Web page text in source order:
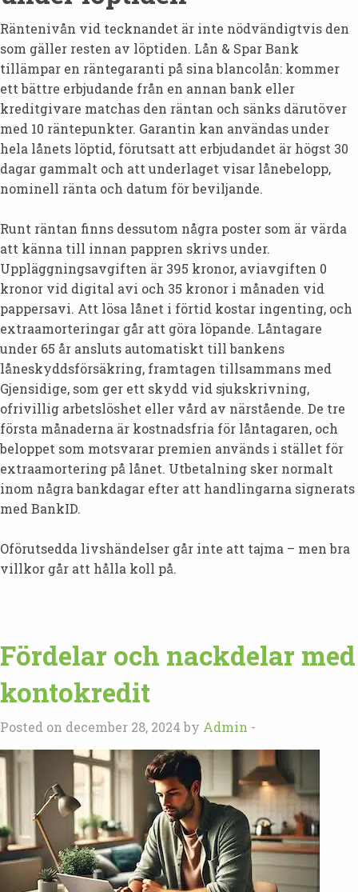
Räntenivån vid tecknandet är inte nödvändigtvis den
som gäller resten av löptiden. Lån & Spar Bank
tillämpar en räntegaranti på sina blancolån: kommer
ett bättre erbjudande från en annan bank eller
kreditgivare matchas den räntan och sänks därutöver
med 10 räntepunkter. Garantin kan användas under
hela lånets löptid, förutsatt att erbjudandet är högst 30
dagar gammalt och att underlaget visar lånebelopp,
nominell ränta och datum för beviljande.
Runt räntan finns dessutom några poster som är värda
att känna till innan pappren skrivs under.
Uppläggningsavgiften är 395 kronor, aviavgiften 0
kronor vid digital avi och 35 kronor i månaden vid
pappersavi. Att lösa lånet i förtid kostar ingenting, och
extraamorteringar går att göra löpande. Låntagare
under 65 år ansluts automatiskt till bankens
låneskyddsförsäkring, framtagen tillsammans med
Gjensidige, som ger ett skydd vid sjukskrivning,
ofrivillig arbetslöshet eller vård av närstående. De tre
första månaderna är kostnadsfria för låntagaren, och
beloppet som motsvarar premien används i stället för
extraamortering på lånet. Utbetalning sker normalt
inom några bankdagar efter att handlingarna signerats
med BankID.
Oförutsedda livshändelser går inte att tajma – men bra
villkor går att hålla koll på.
Fördelar och nackdelar med
kontokredit
Posted on december 28, 2024 by Admin -